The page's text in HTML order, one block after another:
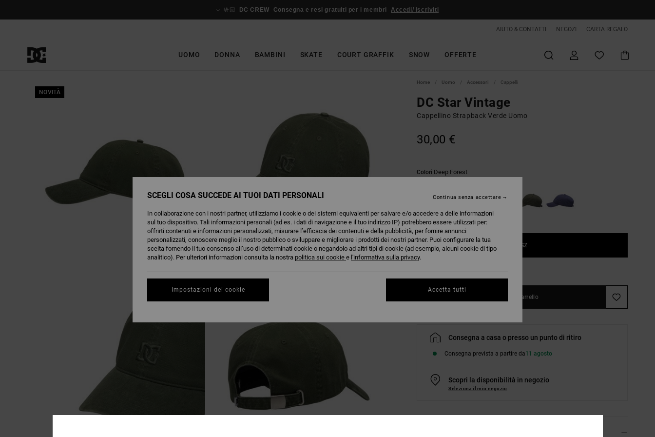
🤟🏻 DC CREW Consegna e resi gratuiti per i membri Accedi/ iscriviti
AIUTO & CONTATTI NEGOZI CARTA REGALO
UOMO DONNA BAMBINI SKATE COURT GRAFFIK SNOW OFFERTE
NOVITÀ
Home Uomo Accessori Cappelli
DC Star Vintage
Cappellino Strapback Verde Uomo
30,00 €
Colori Deep Forest
1SZ
Aggiungi al carrello
Consegna a casa o presso un punto di ritiro
Consegna prevista a partire da11 agosto
Scopri la disponibilità in negozio
Seleziona il mio negozio
SCEGLI COSA SUCCEDE AI TUOI DATI PERSONALI
In collaborazione con i nostri partner, utilizziamo i cookie o dei sistemi equivalenti per salvare e/o accedere a delle informazioni
sul tuo dispositivo. Tali informazioni personali (ad es. i dati di navigazione e il tuo indirizzo IP) potrebbero essere utilizzati per:
offrirti contenuti e informazioni personalizzati, misurare l’efficacia dei contenuti e della pubblicità, per fornire annunci
personalizzati, conoscere meglio il nostro pubblico o sviluppare e migliorare i prodotti dei nostri partner. Puoi configurare la tua
scelta fornendo il tuo consenso all’uso di determinati cookie o negandolo ad altri tipi di cookie (ad esempio, alcuni cookie di tipo
analitico). Per ulteriori informazioni consulta la nostra politica sui cookie e l'informativa sulla privacy.
Impostazioni dei cookie
Continua senza accettare
Accetta tutti